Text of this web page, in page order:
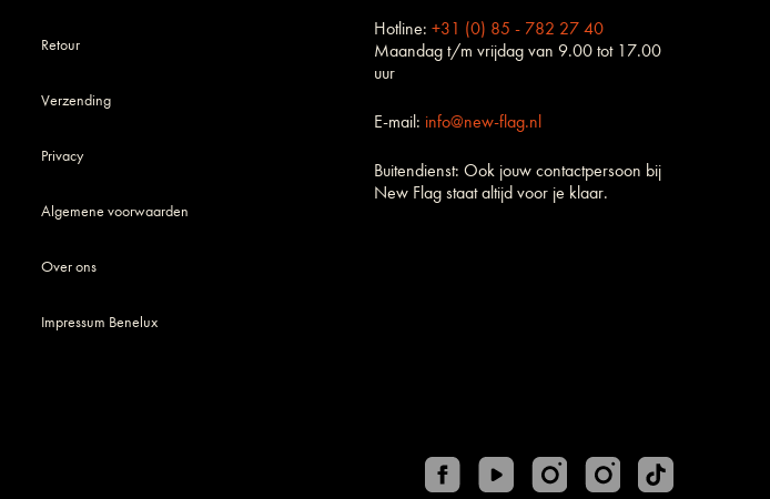
Retour
Verzending
Privacy
Algemene voorwaarden
Over ons
Impressum Benelux
Hotline: +31 (0) 85 - 782 27 40
Maandag t/m vrijdag van 9.00 tot 17.00
uur
E-mail: info@new-flag.nl
Buitendienst: Ook jouw contactpersoon bij
New Flag staat altijd voor je klaar.